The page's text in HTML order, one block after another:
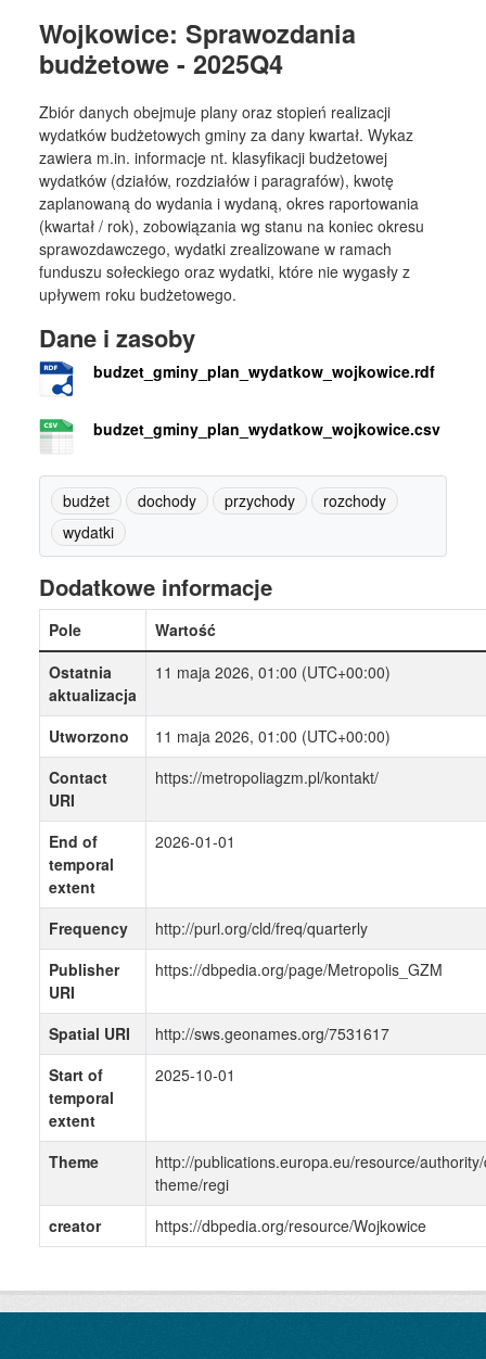
Wojkowice: Sprawozdania
budżetowe - 2025Q4
Zbiór danych obejmuje plany oraz stopień realizacji
wydatków budżetowych gminy za dany kwartał. Wykaz
zawiera m.in. informacje nt. klasyfikacji budżetowej
wydatków (działów, rozdziałów i paragrafów), kwotę
zaplanowaną do wydania i wydaną, okres raportowania
(kwartał / rok), zobowiązania wg stanu na koniec okresu
sprawozdawczego, wydatki zrealizowane w ramach
funduszu sołeckiego oraz wydatki, które nie wygasły z
upływem roku budżetowego.
Dane i zasoby
budzet_gminy_plan_wydatkow_wojkowice.rdf
budzet_gminy_plan_wydatkow_wojkowice.csv
budżet dochody przychody
rozchody
wydatki
Dodatkowe informacje
Pole
Wartość
Ostatnia
aktualizacja
11 maja 2026, 01:00 (UTC+00:00)
Utworzono
11 maja 2026, 01:00 (UTC+00:00)
Contact
URI
https://metropoliagzm.pl/kontakt/
End of
temporal
extent
2026-01-01
Frequency
http://purl.org/cld/freq/quarterly
Publisher
URI
https://dbpedia.org/page/Metropolis_GZM
Spatial URI
http://sws.geonames.org/7531617
Start of
temporal
extent
2025-10-01
Theme
http://publications.europa.eu/resource/
theme/regi
creator
https://dbpedia.org/resource/Wojkowice